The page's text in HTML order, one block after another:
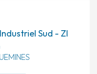
Sud - ZI